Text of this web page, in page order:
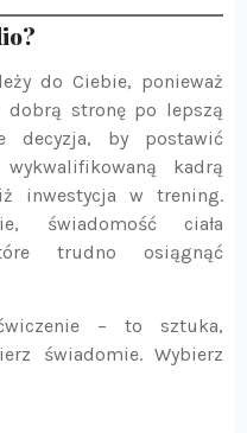
do Ciebie, ponieważ
stronę po lepszą
decyzja, by postawić
kadrą
inwestycja w trening.
świadomość ciała
trudno osiągnąć
– to sztuka,
świadomie. Wybierz